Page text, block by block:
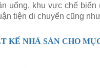
uống, khu vực chế
tiện di chuyển cũng
KẾ NHÀ SÀN CHO